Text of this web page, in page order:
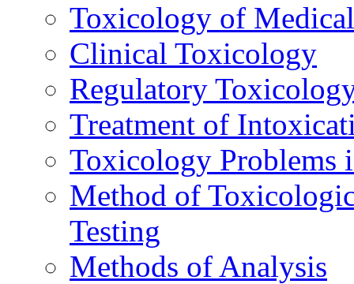
Toxicology of
Clinical Toxicology
Regulatory
Treatment of
Toxicology Problems
Method of
Testing
Methods of Analysis